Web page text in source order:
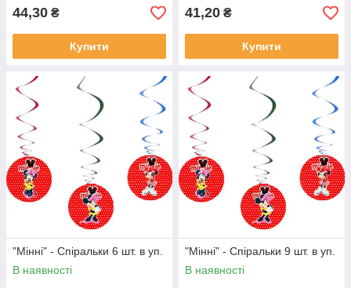
44,30 ₴
Купити
41,20 ₴
Купити
"Мінні" - Спіральки 6 шт. в уп.
В наявності
"Мінні" - Спіральки 9 шт. в уп.
В наявності